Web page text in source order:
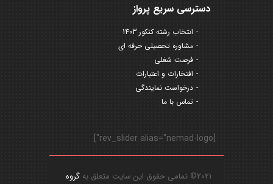
دسترسی سریع پرواز
انتخاب رشته کنکور 1403
مشاوره تحصیلی حرفه ای
فرصت شغلی
افتخارات و اعتبارات
درخواست نمایندگی
تماس با ما
[rev_slider alias="nemad-logo"]
2021© تمامی حقوق این سایت متعلق به
گروه